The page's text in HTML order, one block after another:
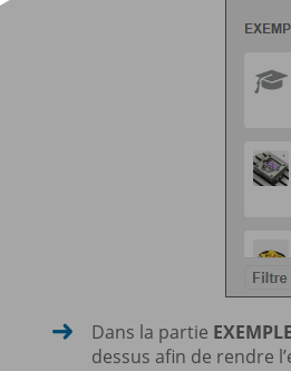
Dans la partie
dessus afin de rendre